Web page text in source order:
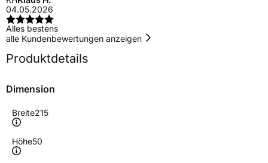
04.05.2026
Alles bestens
alle Kundenbewertungen anzeigen
Produktdetails
Dimension
Breite215
Höhe50